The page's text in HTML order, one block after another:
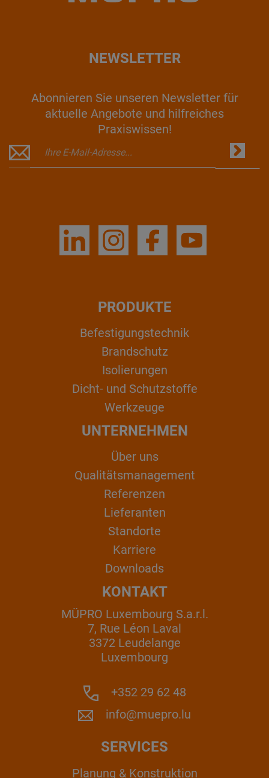
NEWSLETTER
Abonnieren Sie unseren Newsletter für
aktuelle Angebote und hilfreiches
Praxiswissen!
PRODUKTE
Befestigungstechnik
Brandschutz
Isolierungen
Dicht- und Schutzstoffe
Werkzeuge
UNTERNEHMEN
Über uns
Qualitätsmanagement
Referenzen
Lieferanten
Standorte
Karriere
Downloads
KONTAKT
MÜPRO Luxembourg S.a.r.l.
7, Rue Léon Laval
3372 Leudelange
Luxembourg
+352 29 62 48
info@muepro.lu
SERVICES
Planung & Konstruktion